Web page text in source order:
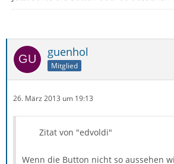
guenhol
Mitglied
26. März 2013 um 19:13
Zitat von "edvoldi"
Wenn die Button nicht so aussehen